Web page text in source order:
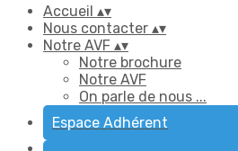
Accueil ▴▾
Nous contacter ▴▾
Notre AVF ▴▾
Notre brochure
Notre AVF
On parle de nous ...
Espace Adhérent